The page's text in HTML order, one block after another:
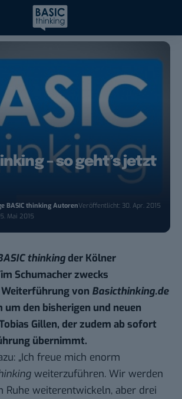
– so geht’s jetzt
BASIC thinking AutorenVeröffentlicht: 30. Apr. 2015
Mai 2015
thinkingder Kölner
Schumacher zwecks
von Basicthinking.de
um den bisherigen und neuen
Gillen, der zudem ab sofort
übernimmt.
„Ich freue mich enorm
weiterzuführen. Wir werden
Ruhe weiterentwickeln, aber drei